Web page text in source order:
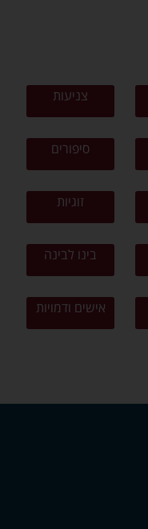
צניעות
סיפורים
זוגיות
בינו לבינה
אישים ודמויות